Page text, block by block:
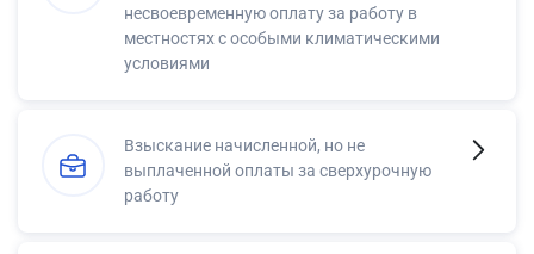
несвоевременную оплату за работу в
местностях с особыми климатическими
условиями
Взыскание начисленной, но не
выплаченной оплаты за сверхурочную
работу